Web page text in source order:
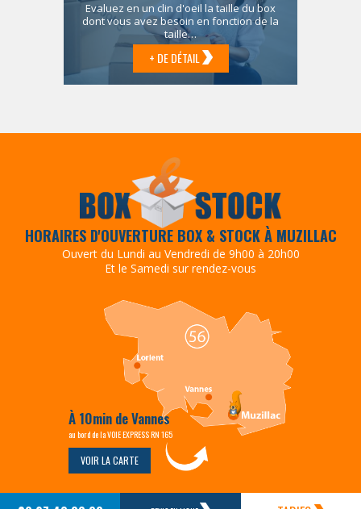
Evaluez en un clin d'oeil la taille du box
dont vous avez besoin en fonction de la
taille…
+ DE DÉTAIL
HORAIRES D'OUVERTURE BOX & STOCK À MUZILLAC
Ouvert du Lundi au Vendredi de 9h00 à 20h00
Et le Samedi sur rendez-vous
À 10min de Vannes
au bord de la VOIE EXPRESS RN 165
VOIR LA CARTE